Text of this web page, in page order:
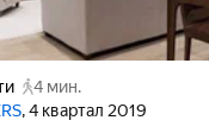
4 мин.
, 4 квартал 2019